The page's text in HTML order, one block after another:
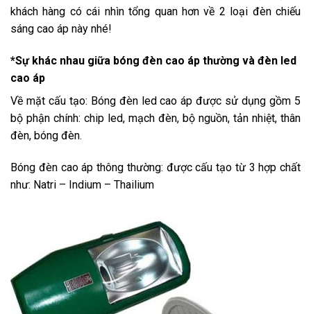
khách hàng có cái nhìn tổng quan hơn về 2 loại đèn chiếu
sáng cao áp này nhé!
*Sự khác nhau giữa bóng đèn cao áp thường và đèn led
cao áp
Về mặt cấu tạo: Bóng đèn led cao áp được sử dụng gồm 5
bộ phận chính: chip led, mạch đèn, bộ nguồn, tản nhiệt, thân
đèn, bóng đèn.
Bóng đèn cao áp thông thường: được cấu tạo từ 3 hợp chất
như: Natri – Indium – Thailium